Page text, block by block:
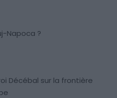
Napoca ?
Décébal sur la frontière